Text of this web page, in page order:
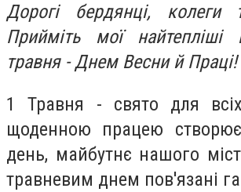
Дорогі бердянці, колеги
Прийміть мої
травня - Днем Весни й Праці!
1 Травня - свято для
щоденною працею
день, майбутнє нашого
травневим днем ​​пов'язані